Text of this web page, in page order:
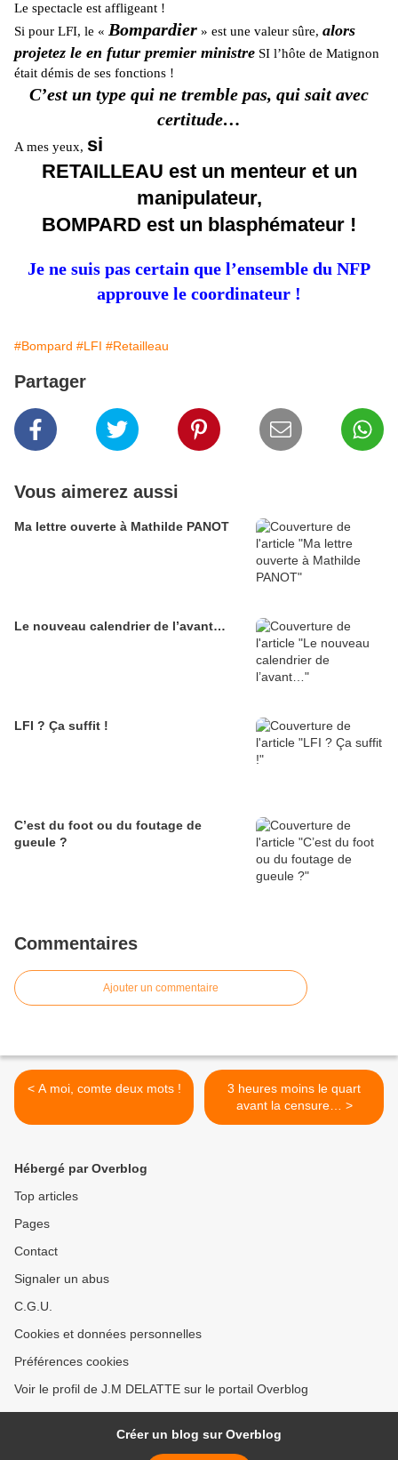
Le spectacle est affligeant !
Si pour LFI, le « Bompardier » est une valeur sûre, alors
projetez le en futur premier ministre SI l’hôte de Matignon
était démis de ses fonctions !
C’est un type qui ne tremble pas, qui sait avec
certitude…
A mes yeux, si
RETAILLEAU est un menteur et un
manipulateur,
BOMPARD est un blasphémateur !
Je ne suis pas certain que l’ensemble du NFP
approuve le coordinateur !
#Bompard #LFI #Retailleau
Partager
Vous aimerez aussi
Ma lettre ouverte à Mathilde PANOT
Le nouveau calendrier de l’avant…
LFI ? Ça suffit !
C’est du foot ou du foutage de
gueule ?
Commentaires
Ajouter un commentaire
< A moi, comte deux mots !
3 heures moins le quart
avant la censure… >
Hébergé par Overblog
Top articles
Pages
Contact
Signaler un abus
C.G.U.
Cookies et données personnelles
Préférences cookies
Voir le profil de J.M DELATTE sur le portail Overblog
Créer un blog sur Overblog